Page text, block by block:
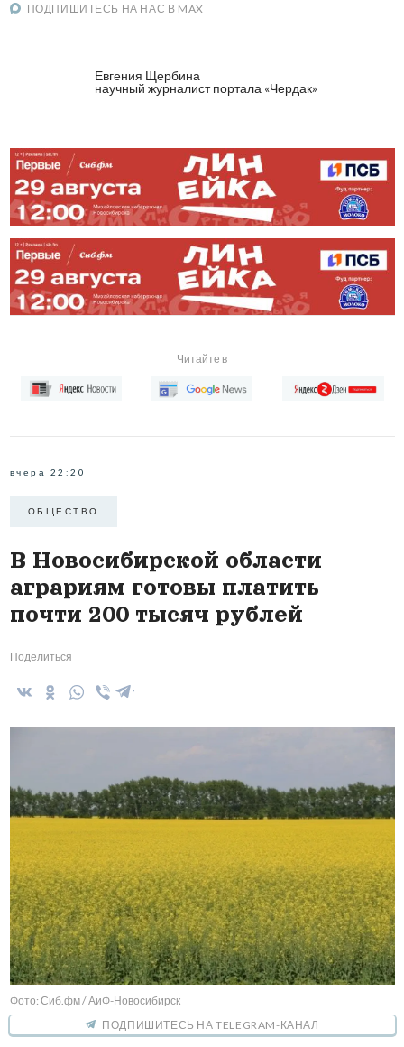
ПОДПИШИТЕСЬ НА НАС В MAX
Евгения Щербина
научный журналист портала «Чердак»
Читайте в
вчера 22:20
ОБЩЕСТВО
В Новосибирской области
аграриям готовы платить
почти 200 тысяч рублей
Поделиться
Фото: Сиб.фм / АиФ-Новосибирск
ПОДПИШИТЕСЬ НА TELEGRAM-КАНАЛ